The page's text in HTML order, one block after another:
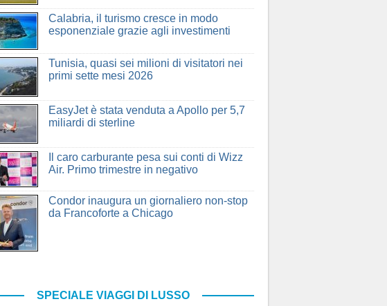
Calabria, il turismo cresce in modo
esponenziale grazie agli investimenti
Tunisia, quasi sei milioni di visitatori nei
primi sette mesi 2026
EasyJet è stata venduta a Apollo per 5,7
miliardi di sterline
Il caro carburante pesa sui conti di Wizz
Air. Primo trimestre in negativo
Condor inaugura un giornaliero non-stop
da Francoforte a Chicago
SPECIALE VIAGGI DI LUSSO